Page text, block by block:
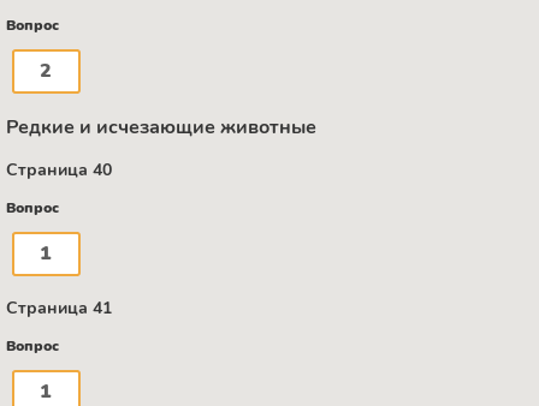
Вопрос
2
Редкие и исчезающие животные
Страница 40
Вопрос
1
Страница 41
Вопрос
1